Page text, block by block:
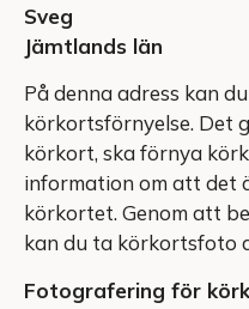
Sveg
Jämtlands län
På denna adress kan
körkortsförnyelse. Det
körkort, ska förnya
information om att det
körkortet. Genom att
kan du ta körkortsfoto
Fotografering för